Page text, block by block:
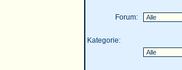
Forum:
Kategorie: